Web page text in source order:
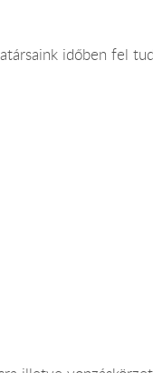
időben fel